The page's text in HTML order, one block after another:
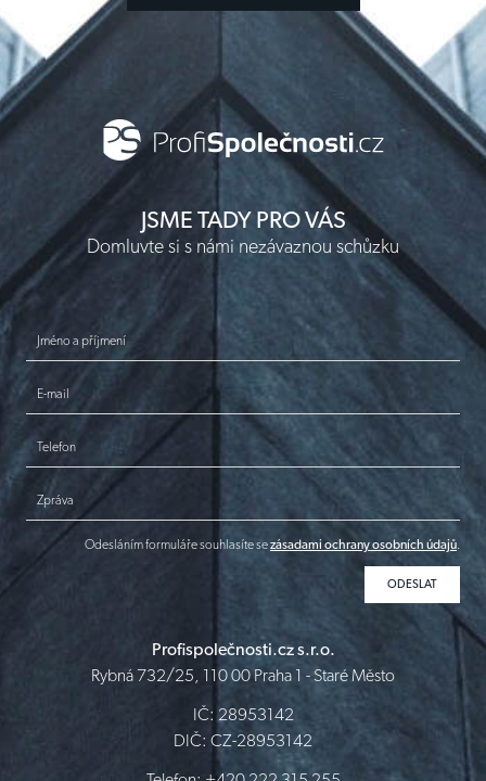
JSME TADY PRO VÁS
Domluvte si s námi nezávaznou schůzku
Jméno a příjmení
E-mail
Telefon
Zpráva
Odesláním formuláře souhlasíte sezásadami ochrany osobních údajů.
Profispolečnosti.cz s.r.o.
Rybná 732/25, 110 00 Praha 1 - Staré Město
IČ: 28953142
DIČ: CZ-28953142